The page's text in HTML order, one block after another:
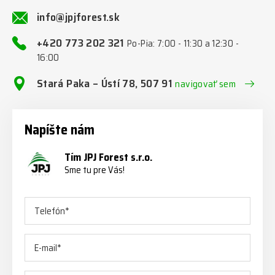
info@jpjforest.sk
+420 773 202 321Po-Pia: 7:00 - 11:30 a 12:30 -
16:00
Stará Paka – Ústí 78, 507 91navigovať sem
Napíšte nám
Tím JPJ Forest s.r.o.
Sme tu pre Vás!